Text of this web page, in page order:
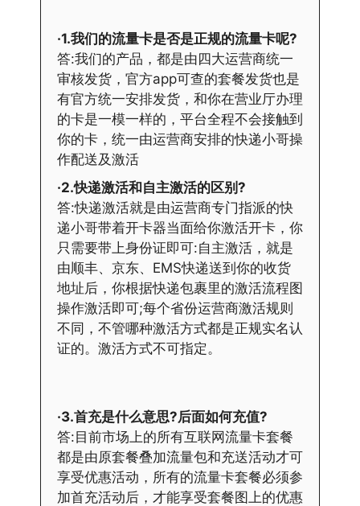
·1.我们的流量卡是否是正规的流量卡呢?
答:我们的产品，都是由四大运营商统一
审核发货，官方app可查的套餐发货也是
有官方统一安排发货，和你在营业厅办理
的卡是一模一样的，平台全程不会接触到
你的卡，统一由运营商安排的快递小哥操
作配送及激活
·2.快递激活和自主激活的区别?
答:快递激活就是由运营商专门指派的快
递小哥带着开卡器当面给你激活开卡，你
只需要带上身份证即可:自主激活，就是
由顺丰、京东、EMS快递送到你的收货
地址后，你根据快递包裹里的激活流程图
操作激活即可;每个省份运营商激活规则
不同，不管哪种激活方式都是正规实名认
证的。激活方式不可指定。
·3.首充是什么意思?后面如何充值?
答:目前市场上的所有互联网流量卡套餐
都是由原套餐叠加流量包和充送活动才可
享受优惠活动，所有的流量卡套餐必须参
加首充活动后，才能享受套餐图上的优惠